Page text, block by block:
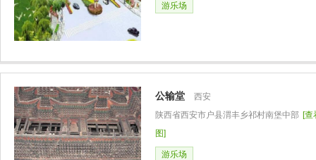
游乐场
公输堂
西安
陕西省西安市户县渭丰乡祁村南堡中部 [查
图]
游乐场